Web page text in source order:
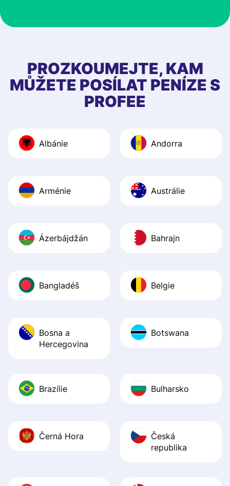
at Profee is very
first started
app, and they
quick to provide
Recommend it!
PROZKOUMEJTE, KAM
MŮŽETE POSÍLAT PENÍZE S
PROFEE
Albánie Andorra
Arménie Austrálie
Ázerbájdžán Bahrajn
Bangladéš Belgie
Bosna a
Hercegovina
Botswana
Brazílie Bulharsko
Černá Hora
Česká
republika